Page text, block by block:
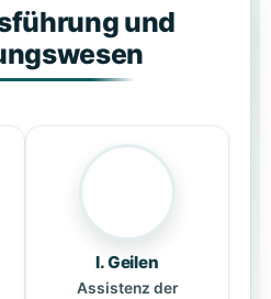
und
I. Geilen
Assistenz der